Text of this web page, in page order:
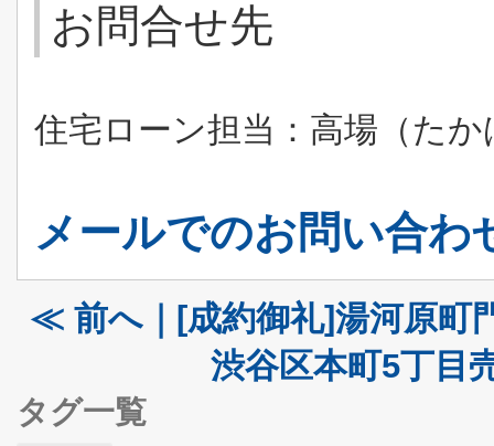
お問合せ先
住宅ローン担当：高場（たか
メールでのお問い合
≪ 前へ｜[成約御礼]湯河原町
渋谷区本町5丁目
タグ一覧